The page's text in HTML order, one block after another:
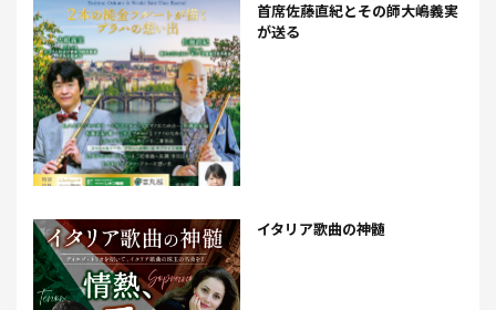
首席佐藤直紀とその師大嶋義実
が送る
イタリア歌曲の神髄